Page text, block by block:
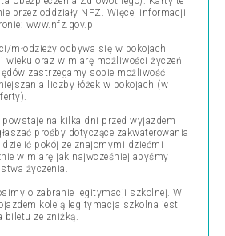
przez oddziały NFZ. Więcej informacji
www.nfz.gov.pl
młodzieży odbywa się w pokojach
wieku oraz w miarę możliwości życzeń
zastrzegamy sobie możliwość
liczby łóżek w pokojach (w
powstaje na kilka dni przed wyjazdem
prośby dotyczące zakwaterowania
dzielić pokój ze znajomymi dziećmi
w miarę jak najwcześniej abyśmy
życzenia.
o zabranie legitymacji szkolnej. W
koleją legitymacja szkolna jest
biletu ze zniżką.